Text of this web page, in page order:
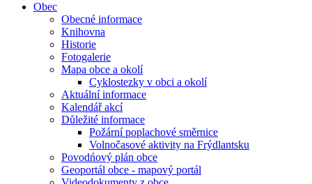
Obec
Obecné informace
Knihovna
Historie
Fotogalerie
Mapa obce a okolí
Cyklostezky v obci a okolí
Aktuální informace
Kalendář akcí
Důležité informace
Požární poplachové směrnice
Volnočasové aktivity na Frýdlantsku
Povodńový plán obce
Geoportál obce - mapový portál